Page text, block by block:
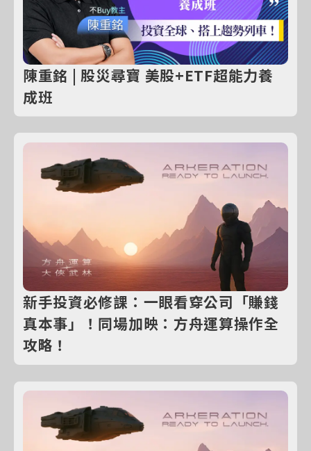
陳重銘 | 股災尋寶 美股+ETF超能力養
成班
新手投資必修課：一眼看穿公司「賺錢
真本事」！同場加映：方舟運算操作全
攻略！